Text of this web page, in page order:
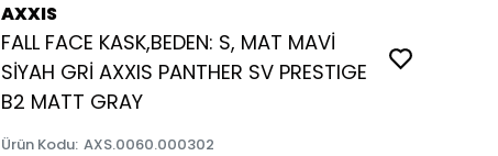
AXXIS
FALL FACE KASK,BEDEN: S, MAT MAVİ
SİYAH GRİ AXXIS PANTHER SV PRESTIGE
B2 MATT GRAY
Ürün Kodu: AXS.0060.000302